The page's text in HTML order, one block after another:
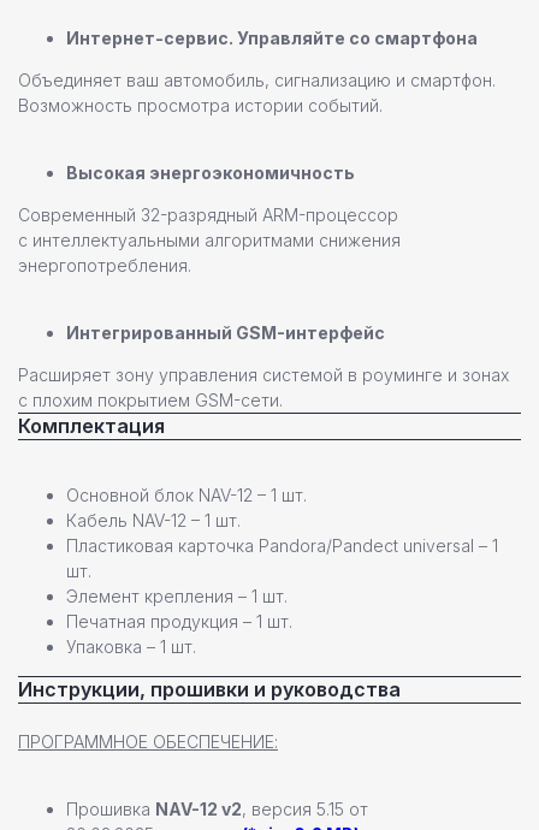
Интернет-сервис. Управляйте со смартфона
Объединяет ваш автомобиль, сигнализацию и смартфон.
Возможность просмотра истории событий.
Высокая энергоэкономичность
Современный 32-разрядный ARM-процессор
с интеллектуальными алгоритмами снижения
энергопотребления.
Интегрированный GSM-интерфейс
Расширяет зону управления системой в роуминге и зонах
с плохим покрытием GSM-сети.
Комплектация
Основной блок NAV-12 – 1 шт.
Кабель NAV-12 – 1 шт.
Пластиковая карточка Pandora/Pandect universal – 1
шт.
Элемент крепления – 1 шт.
Печатная продукция – 1 шт.
Упаковка – 1 шт.
Инструкции, прошивки и руководства
ПРОГРАММНОЕ ОБЕСПЕЧЕНИЕ:
Прошивка NAV-12 v2, версия 5.15 от
+7
+7 (812) 493 46 90
Охранные системы Pandora
Всепогодные станции
Новинки
Хиты продаж
Новости компании
Реализованные проекты
Зарядные станции Pandora
новинка